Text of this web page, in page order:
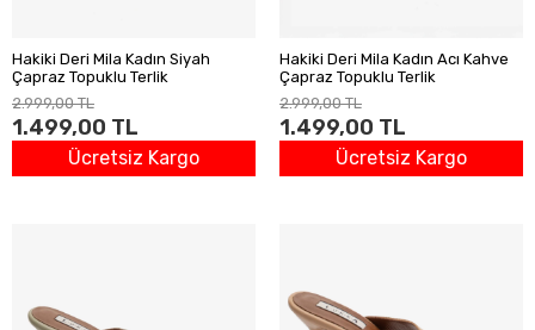
Hakiki Deri Mila Kadın Siyah
Çapraz Topuklu Terlik
2.999,00 TL
1.499,00 TL
Ücretsiz Kargo
Hakiki Deri Mila Kadın Acı Kahve
Çapraz Topuklu Terlik
2.999,00 TL
1.499,00 TL
Ücretsiz Kargo